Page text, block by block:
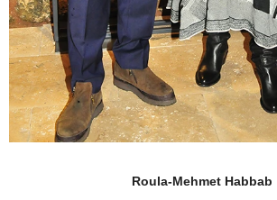
Roula-Mehmet Habbab